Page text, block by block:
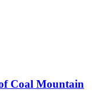
Coal Mountain